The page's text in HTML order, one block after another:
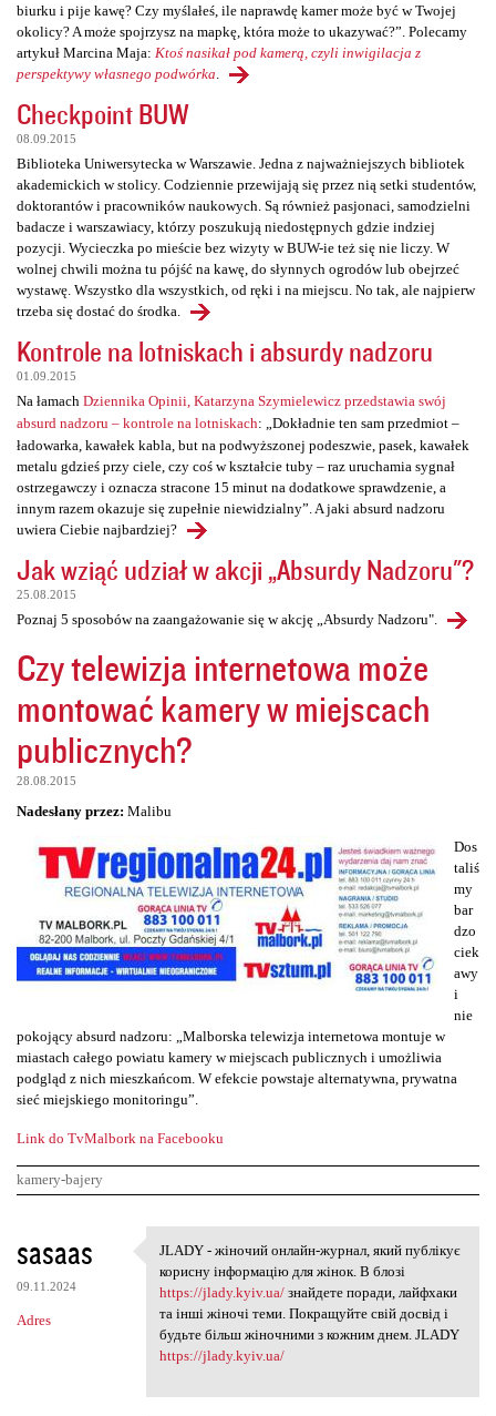
biurku i pije kawę? Czy myślałeś, ile naprawdę kamer może być w Twojej
okolicy? A może spojrzysz na mapkę, która może to ukazywać?”. Polecamy
artykuł Marcina Maja: Ktoś nasikał pod kamerą, czyli inwigilacja z
perspektywy własnego podwórka
Checkpoint BUW
08.09.2015
Biblioteka Uniwersytecka w Warszawie. Jedna z najważniejszych bibliotek
akademickich w stolicy. Codziennie przewijają się przez nią setki studentów,
doktorantów i pracowników naukowych. Są również pasjonaci, samodzielni
badacze i warszawiacy, którzy poszukują niedostępnych gdzie indziej
pozycji. Wycieczka po mieście bez wizyty w BUW-ie też się nie liczy. W
wolnej chwili można tu pójść na kawę, do słynnych ogrodów lub obejrzeć
wystawę. Wszystko dla wszystkich, od ręki i na miejscu. No tak, ale najpierw
trzeba się dostać do środka.
Kontrole na lotniskach i absurdy nadzoru
01.09.2015
Na łamach Dziennika Opinii, Katarzyna Szymielewicz przedstawia swój
absurd nadzoru – kontrole na lotniskach: „Dokładnie ten sam przedmiot –
ładowarka, kawałek kabla, but na podwyższonej podeszwie, pasek, kawałek
metalu gdzieś przy ciele, czy coś w kształcie tuby – raz uruchamia sygnał
ostrzegawczy i oznacza stracone 15 minut na dodatkowe sprawdzenie, a
innym razem okazuje się zupełnie niewidzialny”. A jaki absurd nadzoru
uwiera Ciebie najbardziej?
Jak wziąć udział w akcji „Absurdy Nadzoru"?
25.08.2015
Poznaj 5 sposobów na zaangażowanie się w akcję „Absurdy Nadzoru".
Czy telewizja internetowa może
montować kamery w miejscach
publicznych?
28.08.2015
Nadesłany przez: Malibu
Dos
taliś
my
bar
dzo
ciek
awy
i
nie
pokojący absurd nadzoru: „Malborska telewizja internetowa montuje w
miastach całego powiatu kamery w miejscach publicznych i umożliwia
podgląd z nich mieszkańcom. W efekcie powstaje alternatywna, prywatna
sieć miejskiego monitoringu”.
Link do TvMalbork na Facebooku
kamery-bajery
K
o
m
e
sasaas
09.11.2024
Adres
JLADY - жіночий онлайн-журнал
JLADY - жіночий онлайн-журнал, який публікує
корисну інформацію для жінок. В блозі
https://jlady.kyiv.ua/знайдете поради, лайфхаки
та інші жіночі теми. Покращуйте свій досвід і
будьте більш жіночними з кожним днем. JLADY
https://jlady.kyiv.ua/